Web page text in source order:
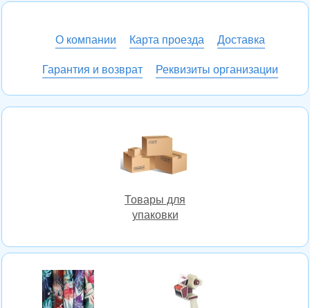
Товары для
упаковки
О компании Карта проезда Доставка
Гарантия и возврат Реквизиты организации